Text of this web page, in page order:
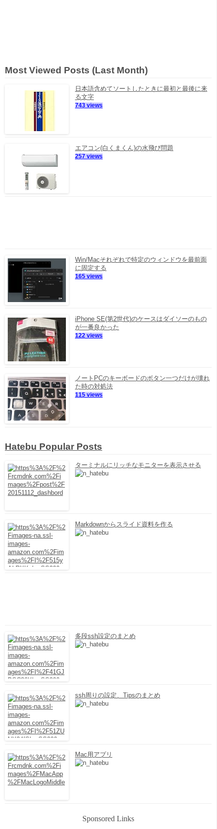
Most Viewed Posts (Last Month)
日本語含めてソートしたときに最初と最後に来
る文字
743 views
エアコン(白くまくん)の水飛び問題
257 views
Win/Macそれぞれで特定のウィンドウを最前面
に固定する
165 views
iPhone SE(第2世代)のケースはダイソーのもの
が一番良かった
122 views
ノートPCのキーボードのボタン一つだけが壊れ
た時の対処法
115 views
Hatebu Popular Posts
ターミナルにリッチなモニターを表示させる
Markdownからスライド資料を作る
多段ssh設定のまとめ
ssh周りの設定、Tipsのまとめ
Mac用アプリ
Sponsored Links